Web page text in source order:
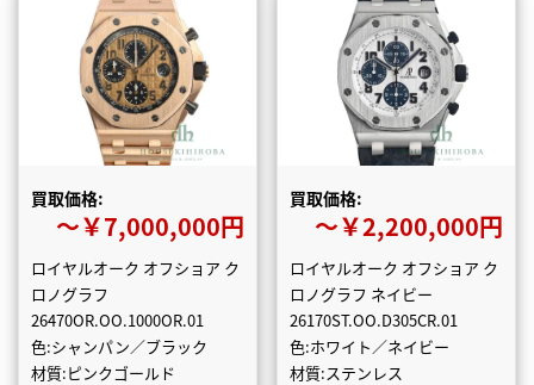
買取価格:
〜￥7,000,000円
ロイヤルオーク オフショア ク
ロノグラフ
26470OR.OO.1000OR.01
色:シャンパン／ブラック
材質:ピンクゴールド
買取価格:
〜￥2,200,000円
ロイヤルオーク オフショア ク
ロノグラフ ネイビー
26170ST.OO.D305CR.01
色:ホワイト／ネイビー
材質:ステンレス